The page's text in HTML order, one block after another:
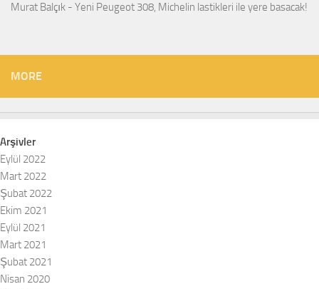
Murat Balçık - Yeni Peugeot 308, Michelin lastikleri ile yere basacak!
MORE
Arşivler
Eylül 2022
Mart 2022
Şubat 2022
Ekim 2021
Eylül 2021
Mart 2021
Şubat 2021
Nisan 2020